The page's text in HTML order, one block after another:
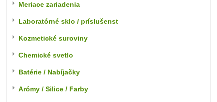
Meriace zariadenia
Laboratórné sklo / príslušenst
Kozmetické suroviny
Chemické svetlo
Batérie / Nabíjačky
Arómy / Silice / Farby